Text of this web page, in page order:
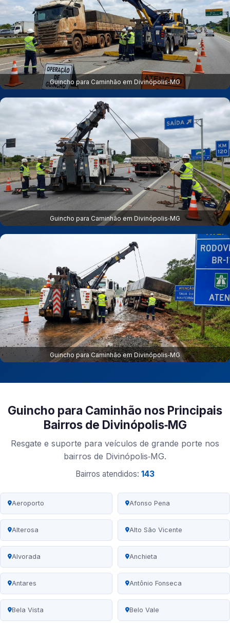
Guincho para Caminhão em Divinópolis‑MG
Guincho para Caminhão em Divinópolis‑MG
Guincho para Caminhão em Divinópolis‑MG
Guincho para Caminhão nos Principais
Bairros de Divinópolis‑MG
Resgate e suporte para veículos de grande porte nos
bairros de Divinópolis‑MG.
Bairros atendidos: 143
Aeroporto Afonso Pena
Alterosa Alto São Vicente
Alvorada Anchieta
Antares Antônio Fonseca
Bela Vista Belo Vale